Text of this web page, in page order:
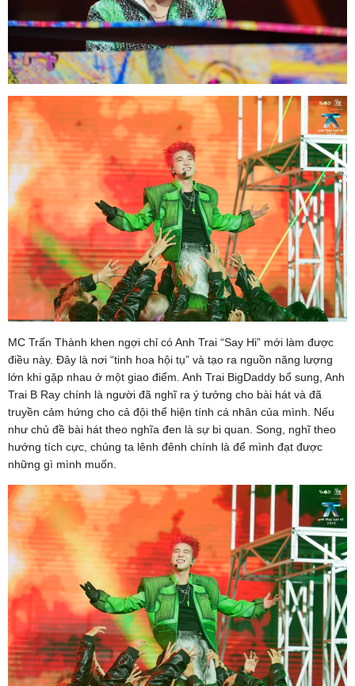
MC Trấn Thành khen ngợi chỉ có Anh Trai “Say Hi” mới làm được
điều này. Đây là nơi “tinh hoa hội tụ” và tạo ra nguồn năng lượng
lớn khi gặp nhau ở một giao điểm. Anh Trai BigDaddy bổ sung, Anh
Trai B Ray chính là người đã nghĩ ra ý tưởng cho bài hát và đã
truyền cảm hứng cho cả đội thể hiện tính cá nhân của mình. Nếu
như chủ đề bài hát theo nghĩa đen là sự bi quan. Song, nghĩ theo
hướng tích cực, chúng ta lênh đênh chính là để mình đạt được
những gì mình muốn.